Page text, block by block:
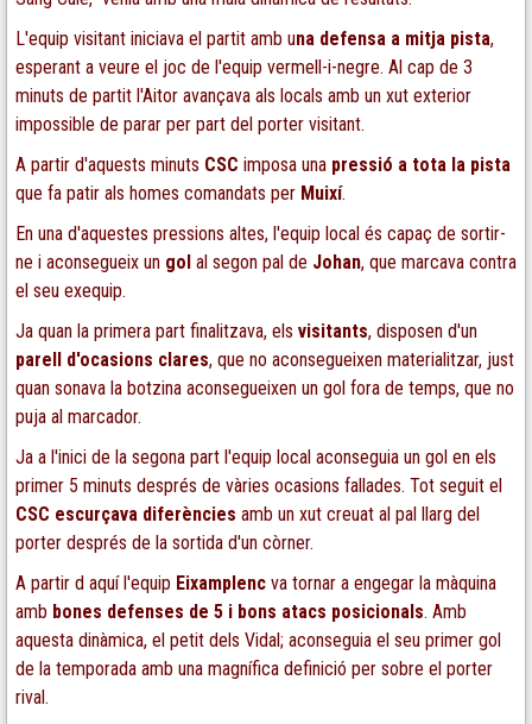
L'equip visitant iniciava el partit amb una defensa a mitja pista,
esperant a veure el joc de l'equip vermell-i-negre. Al cap de 3
minuts de partit l'Aitor avançava als locals amb un xut exterior
impossible de parar per part del porter visitant.
A partir d'aquests minuts CSC imposa una pressió a tota la pista
que fa patir als homes comandats per Muixí.
En una d'aquestes pressions altes, l'equip local és capaç de sortir-
ne i aconsegueix un gol al segon pal de Johan, que marcava contra
el seu exequip.
Ja quan la primera part finalitzava, els visitants, disposen d'un
parell d'ocasions clares, que no aconsegueixen materialitzar, just
quan sonava la botzina aconsegueixen un gol fora de temps, que no
puja al marcador.
Ja a l'inici de la segona part l'equip local aconseguia un gol en els
primer 5 minuts després de vàries ocasions fallades. Tot seguit el
CSC escurçava diferències amb un xut creuat al pal llarg del
porter després de la sortida d'un còrner.
A partir d aquí l'equip Eixamplenc va tornar a engegar la màquina
amb bones defenses de 5 i bons atacs posicionals. Amb
aquesta dinàmica, el petit dels Vidal; aconseguia el seu primer gol
de la temporada amb una magnífica definició per sobre el porter
rival.